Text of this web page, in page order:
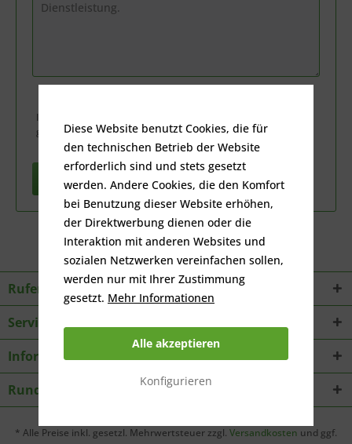
Ich habe die
genommen.
Vertrag widerrufen
Rufen Sie an
Service
Informationen
Rundbriefe
* Alle Preise inkl. gesetzl. Mehrwertsteuer zzgl. Versandkosten und ggf.
Diese Website benutzt Cookies, die für
den technischen Betrieb der Website
erforderlich sind und stets gesetzt
werden. Andere Cookies, die den Komfort
bei Benutzung dieser Website erhöhen,
der Direktwerbung dienen oder die
Interaktion mit anderen Websites und
sozialen Netzwerken vereinfachen sollen,
werden nur mit Ihrer Zustimmung
gesetzt. Mehr Informationen
Alle akzeptieren
Konfigurieren